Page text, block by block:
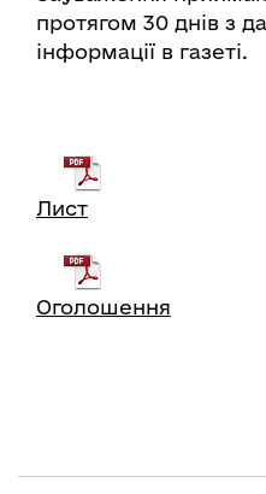
протягом 30 днів з
інформації в газеті.
Лист
Оголошення